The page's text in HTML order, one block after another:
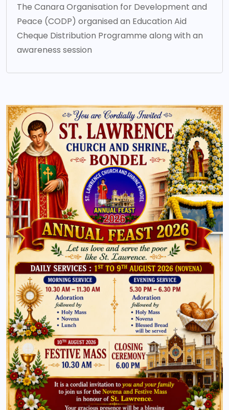
The Canara Organisation for Development and
Peace (CODP) organised an Education Aid
Cheque Distribution Programme along with an
awareness session